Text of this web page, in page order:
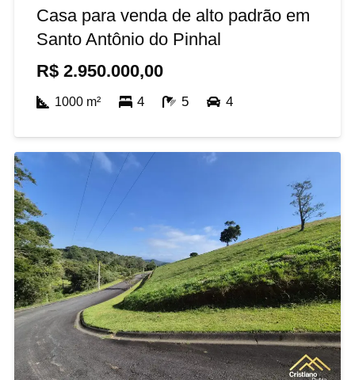
Casa para venda de alto padrão em
Santo Antônio do Pinhal
R$2.950.000,00
1000m² 4 5 4